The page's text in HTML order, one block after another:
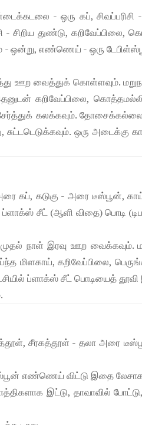
- ஒரு கப்,
துண்டு, கறிவேப்பிலை,
- ஒன்று, எண்ணெய் - ஒரு
ஊற வைத்துக் கொள்ளவும்.
கறிவேப்பிலை, கொத்தமல்லி,
சேர்த்துக் கலக்கவும்.
சுட்டடெடுக்கவும். ஒரு
கப், கடுகு - அரை டீஸ்பூன்,
சீட் (ஆளி விதை) பொடி
நாள் இரவு ஊற வைக்கவும்.
மிளகாய், கறிவேப்பிலை,
ப்ளாக்ஸ் சீட் பொடியைத் தூவி
சீரகத்தூள் - தலா அரை
டீஸ்பூன் எண்ணெய் விட்டு இதை
இட்டு, தாவாவில்